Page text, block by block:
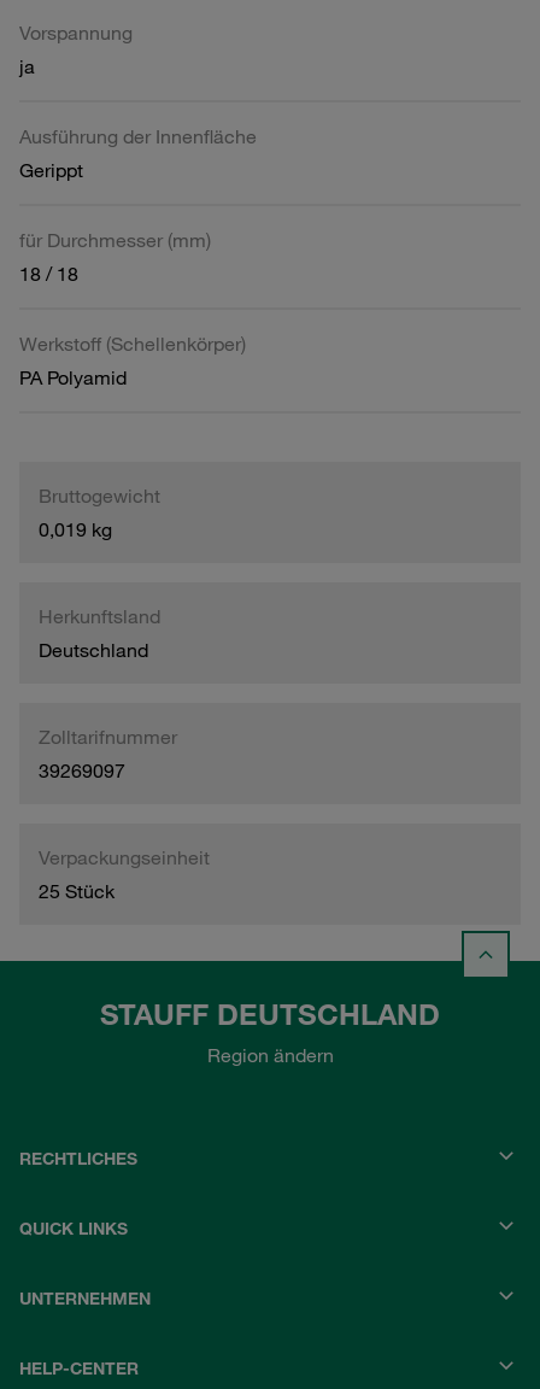
Vorspannung
ja
Ausführung der Innenfläche
Gerippt
für Durchmesser (mm)
18 / 18
Werkstoff (Schellenkörper)
PA Polyamid
Bruttogewicht
0,019 kg
Herkunftsland
Deutschland
Zolltarifnummer
39269097
Verpackungseinheit
25 Stück
STAUFF DEUTSCHLAND
Region ändern
RECHTLICHES
QUICK LINKS
UNTERNEHMEN
HELP-CENTER